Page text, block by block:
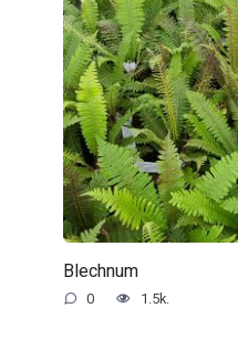
Blechnum
0 1.5k.